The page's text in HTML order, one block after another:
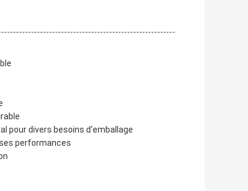
pour divers besoins d'emballage
performances